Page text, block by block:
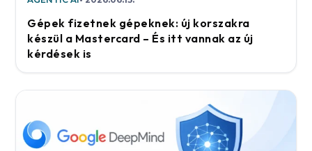
Gépek fizetnek gépeknek: új korszakra
készül a Mastercard – És itt vannak az új
kérdések is